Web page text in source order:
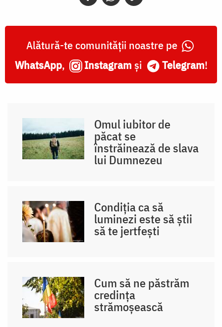
Alătură-te comunității noastre pe
WhatsApp, Instagram și Telegram!
Omul iubitor de
păcat se
înstrăinează de slava
lui Dumnezeu
Condiția ca să
luminezi este să știi
să te jertfești
Cum să ne păstrăm
credința
strămoșească